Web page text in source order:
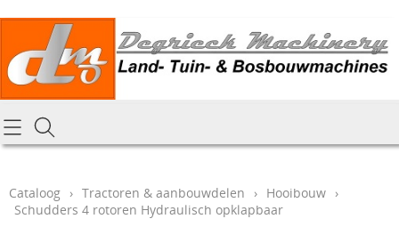
Homepagina
Tractoren & aanbouwdelen
Hoe online bestellen
Cataloog › Tractoren & aanbouwdelen › Hooibouw ›
Schudders 4 rotoren Hydraulisch opklapbaar